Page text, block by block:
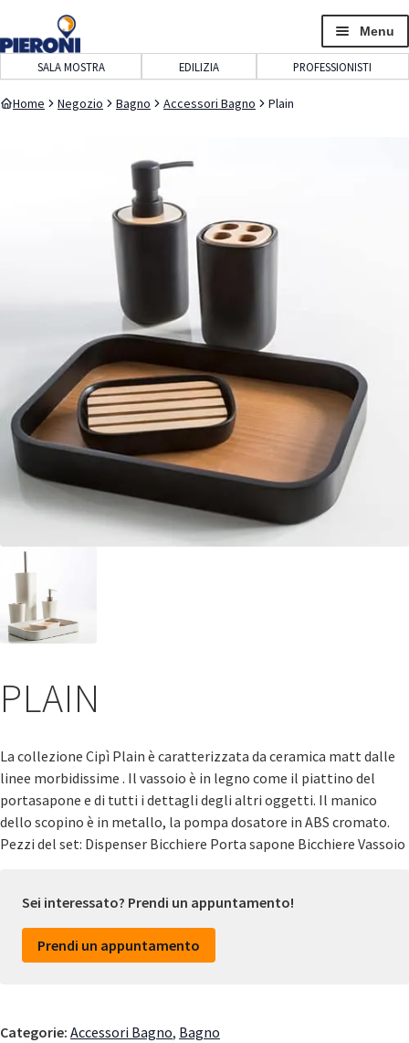
navigazione
contenuto
Menu
SALA MOSTRA EDILIZIA PROFESSIONISTI
Home Negozio Bagno Accessori Bagno Plain
PLAIN
La collezione Cipì Plain è caratterizzata da ceramica matt dalle
linee morbidissime . Il vassoio è in legno come il piattino del
portasapone e di tutti i dettagli degli altri oggetti. Il manico
dello scopino è in metallo, la pompa dosatore in ABS cromato.
Pezzi del set: Dispenser Bicchiere Porta sapone Bicchiere Vassoio
Sei interessato? Prendi un appuntamento!
Prendi un appuntamento
Categorie: Accessori Bagno, Bagno